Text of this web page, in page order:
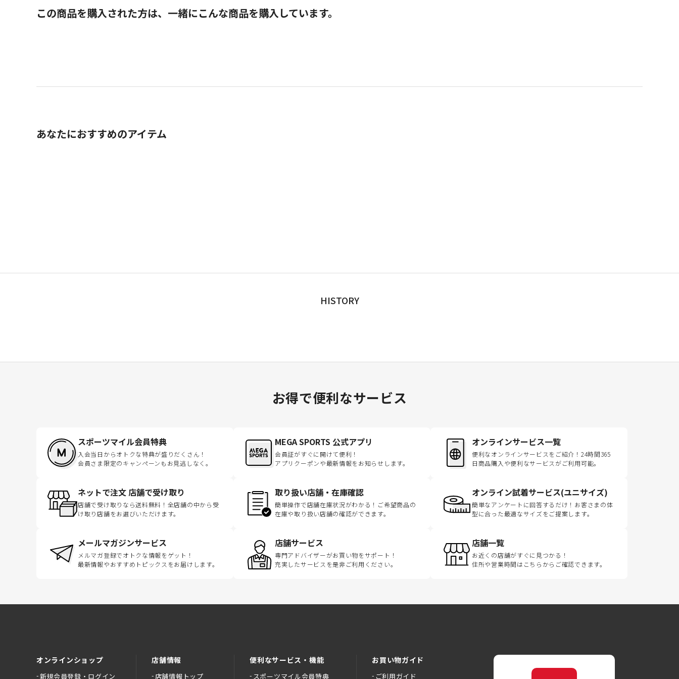
この商品を購入された方は、一緒にこんな商品を購入しています。
あなたにおすすめのアイテム
HISTORY
お得で便利なサービス
スポーツマイル会員特典
入会当日からオトクな特典が盛りだくさん！
会員さま限定のキャンペーンもお見逃しなく。
MEGA SPORTS 公式アプリ
会員証がすぐに開けて便利！
アプリクーポンや最新情報をお知らせします。
オンラインサービス一覧
便利なオンラインサービスをご紹介！24時間365
日商品購入や便利なサービスがご利用可能。
ネットで注文 店舗で受け取り
店舗で受け取りなら送料無料！全店舗の中から受
け取り店舗をお選びいただけます。
取り扱い店舗・在庫確認
簡単操作で店舗在庫状況がわかる！ご希望商品の
在庫や取り扱い店舗の確認ができます。
オンライン試着サービス(ユニサイズ)
簡単なアンケートに回答するだけ！お客さまの体
型に合った最適なサイズをご提案します。
メールマガジンサービス
メルマガ登録でオトクな情報をゲット！
最新情報やおすすめトピックスをお届けします。
店舗サービス
専門アドバイザーがお買い物をサポート！
充実したサービスを是非ご利用ください。
店舗一覧
お近くの店舗がすぐに見つかる！
住所や営業時間はこちらからご確認できます。
オンラインショップ
新規会員登録・ログイン
店舗情報
店舗情報トップ
便利なサービス・機能
スポーツマイル会員特典
お買い物ガイド
ご利用ガイド